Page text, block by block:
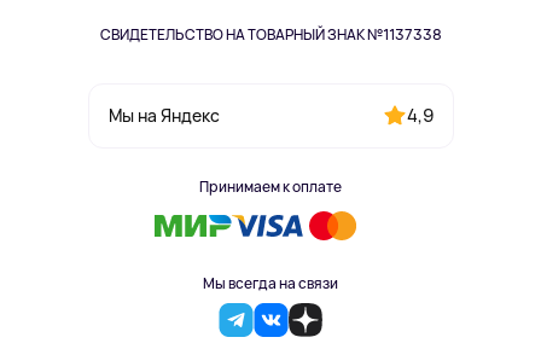
СВИДЕТЕЛЬСТВО НА ТОВАРНЫЙ ЗНАК №1137338
Мы на Яндекс 4,9
Принимаем к оплате
Мы всегда на связи